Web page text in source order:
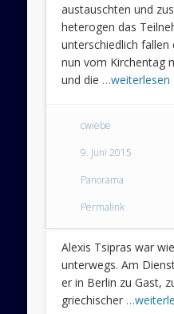
austauschten und
heterogen das
unterschiedlich fallen
nun vom Kirchentag
und die …weiterlesen
cwiebe
9. Juni 2015
Panorama
Permalink
Alexis Tsipras war
unterwegs. Am
er in Berlin zu Gast,
griechischer